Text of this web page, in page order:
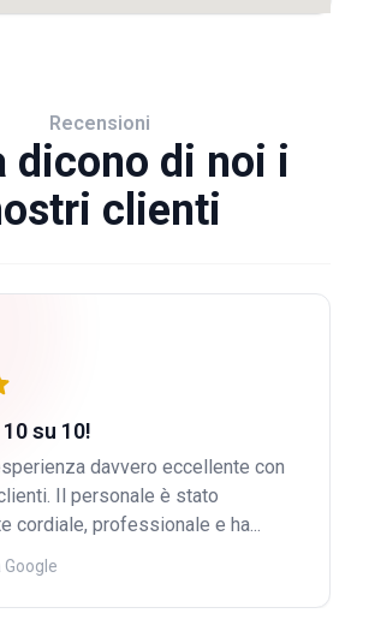
Recensioni
dicono di noi i
clienti
su 10!
davvero eccellente con
Il personale è stato
cordiale, professionale e ha...
Google